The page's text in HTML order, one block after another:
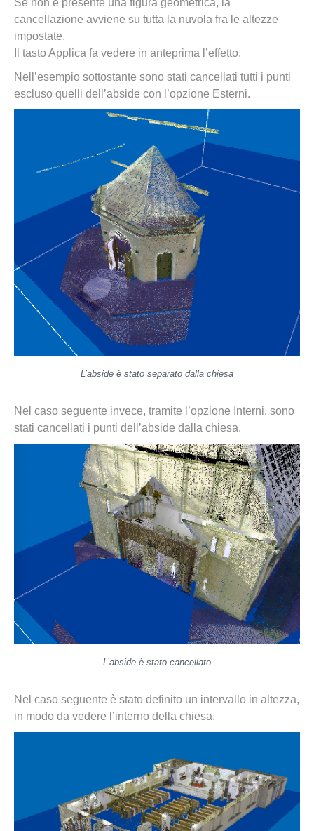
Se non è presente una figura geometrica, la
cancellazione avviene su tutta la nuvola fra le altezze
impostate.
Il tasto Applica fa vedere in anteprima l’effetto.
Nell’esempio sottostante sono stati cancellati tutti i punti
escluso quelli dell’abside con l’opzione Esterni.
L’abside è stato separato dalla chiesa
Nel caso seguente invece, tramite l’opzione Interni, sono
stati cancellati i punti dell’abside dalla chiesa.
L’abside è stato cancellato
Nel caso seguente è stato definito un intervallo in altezza,
in modo da vedere l’interno della chiesa.